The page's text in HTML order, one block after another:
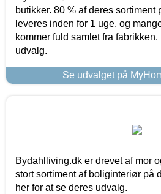
butikker. 80 % af deres sortiment
leveres inden for 1 uge, og
kommer fuld samlet fra
udvalg.
Se udvalget på
Bydahlliving.dk er drevet af mor
stort sortiment af boliginteriør på
her for at se deres udvalg.